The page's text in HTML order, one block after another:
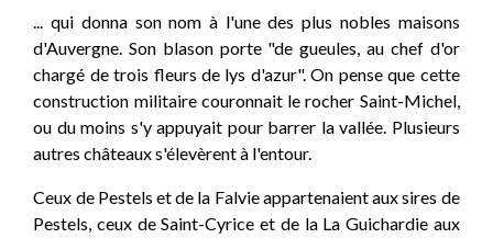
... qui donna son nom à l'une des plus nobles maisons
d'Auvergne. Son blason porte "de gueules, au chef d'or
chargé de trois fleurs de lys d'azur". On pense que cette
construction militaire couronnait le rocher Saint-Michel,
ou du moins s'y appuyait pour barrer la vallée. Plusieurs
autres châteaux s'élevèrent à l'entour.
Ceux de Pestels et de la Falvie appartenaient aux sires de
Pestels, ceux de Saint-Cyrice et de la La Guichardie aux